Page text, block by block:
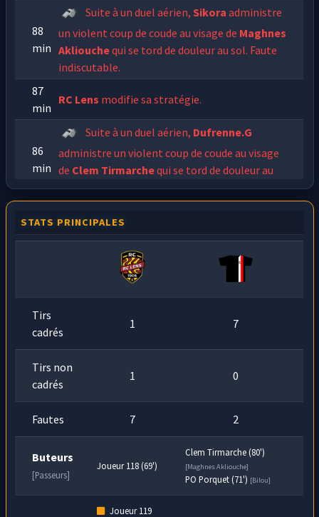
88
min
Suite à un duel aérien,Sikora administre
un violent coup de coude au visage de Maghnes
Akliouchequi se tord de douleur au sol. Faute
indiscutable.
87
min
RC Lens modifie sa stratégie.
86
min
Suite à un duel aérien, Dufrenne.G
administre un violent coup de coude au visage
de Clem Tirmarchequi se tord de douleur au
sol. Faute indiscutable.
min Porquetpar derrière.
STATS PRINCIPALES
Tirs
cadrés
1 7
Tirs non
cadrés
1 0
Fautes 7 2
Buteurs
[Passeurs]
Joueur 118 (69')
Clem Tirmarche (80')
[Maghnes Akliouche]
PO Porquet (71') [Bilou]
Joueur 119